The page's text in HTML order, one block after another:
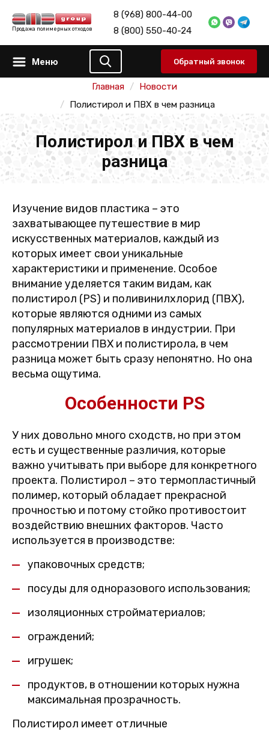
Продажа полимерных отходов
8 (968) 800-44-00
8 (800) 550-40-24
Меню Обратный звонок
Главная
Новости
Полистирол и ПВХ в чем разница
Полистирол и ПВХ в чем
разница
Изучение видов пластика – это
захватывающее путешествие в мир
искусственных материалов, каждый из
которых имеет свои уникальные
характеристики и применение. Особое
внимание уделяется таким видам, как
полистирол (PS) и поливинилхлорид (ПВХ),
которые являются одними из самых
популярных материалов в индустрии. При
рассмотрении ПВХ и полистирола, в чем
разница может быть сразу непонятно. Но она
весьма ощутима.
Особенности PS
У них довольно много сходств, но при этом
есть и существенные различия, которые
важно учитывать при выборе для конкретного
проекта. Полистирол – это термопластичный
полимер, который обладает прекрасной
прочностью и потому стойко противостоит
воздействию внешних факторов. Часто
используется в производстве:
упаковочных средств;
посуды для одноразового использования;
изоляционных стройматериалов;
ограждений;
игрушек;
продуктов, в отношении которых нужна
максимальная прозрачность.
Полистирол имеет отличные